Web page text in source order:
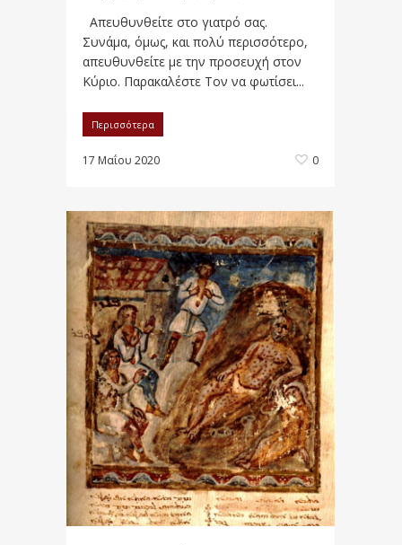
Απευθυνθείτε στο γιατρό σας.
Συνάμα, όμως, και πολύ περισσότερο,
απευθυνθείτε με την προσευχή στον
Κύριο. Παρακαλέστε Τον να φωτίσει...
Περισσότερα
17 Μαΐου 2020 0